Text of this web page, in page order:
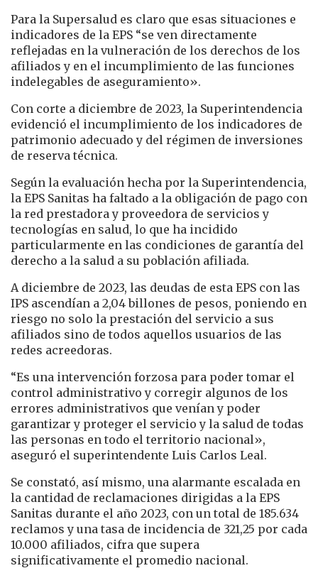
Para la Supersalud es claro que esas situaciones e
indicadores de la EPS “se ven directamente
reflejadas en la vulneración de los derechos de los
afiliados y en el incumplimiento de las funciones
indelegables de aseguramiento».
Con corte a diciembre de 2023, la Superintendencia
evidenció el incumplimiento de los indicadores de
patrimonio adecuado y del régimen de inversiones
de reserva técnica.
Según la evaluación hecha por la Superintendencia,
la EPS Sanitas ha faltado a la obligación de pago con
la red prestadora y proveedora de servicios y
tecnologías en salud, lo que ha incidido
particularmente en las condiciones de garantía del
derecho a la salud a su población afiliada.
A diciembre de 2023, las deudas de esta EPS con las
IPS ascendían a 2,04 billones de pesos, poniendo en
riesgo no solo la prestación del servicio a sus
afiliados sino de todos aquellos usuarios de las
redes acreedoras.
“Es una intervención forzosa para poder tomar el
control administrativo y corregir algunos de los
errores administrativos que venían y poder
garantizar y proteger el servicio y la salud de todas
las personas en todo el territorio nacional»,
aseguró el superintendente Luis Carlos Leal.
​Se constató, así mismo, una alarmante escalada en
la cantidad de reclamaciones dirigidas a la EPS
Sanitas durante el año 2023, con un total de 185.634
reclamos y una tasa de incidencia de 321,25 por cada
10.000 afiliados, cifra que supera
significativamente el promedio nacional.